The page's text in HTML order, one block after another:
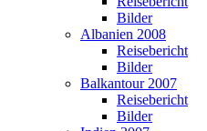
Bilder
Albanien 2008
Reisebericht
Bilder
Balkantour 2007
Reisebericht
Bilder